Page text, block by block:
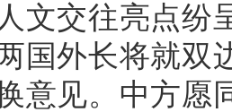
文交往亮点纷
国外长将就双
意见。中方愿